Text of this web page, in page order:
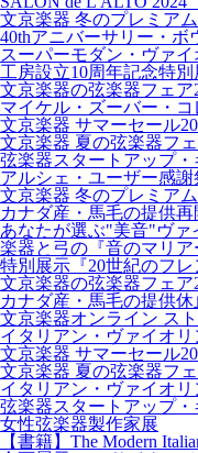
文京楽器 冬のプレミア
40thアニバーサリー・ボ
スーパーモダン・ヴァ
工房設立10周年記念特
文京楽器の弦楽器フェア
マイケル・ズーバー・
文京楽器 サマーセール
文京楽器 夏の弦楽器フ
弦楽器スタートアップ・
アルシェ・ユーザー感
文京楽器 冬のプレミア
カナダ産・馬毛の提供
あなたが選ぶ"美音"ヴァ
楽器と弓の『音のマリア
特別展示『20世紀のフレ
文京楽器の弦楽器フェア
カナダ産・馬毛の提供
文京楽器オンライン ス
イタリアン・ヴァイオ
文京楽器 サマーセール
文京楽器 夏の弦楽器フ
イタリアン・ヴァイオ
弦楽器スタートアップ・
女性弦楽器製作家展
【書籍】The Modern